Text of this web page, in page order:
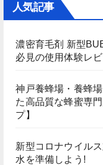
人気記事
濃密育毛剤 新型
必見の使用体験レ
神戸養蜂場・養蜂
た高品質な蜂蜜専
プ】
新型コロナウイル
水を準備しよう!